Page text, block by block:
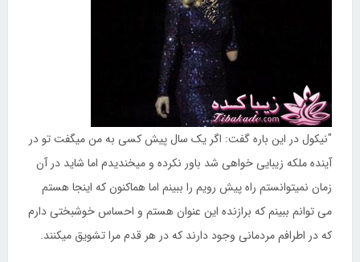
"نیکول در این باره گفت: اگر یک سال پیش کسی به من میگفت تو در
آینده ملکه زیبایی خواهی شد باور نکرده و میخندیدم اما شاید در آن
زمان نمیتوانستم راه پیش رویم را ببینم اما هماکنون که اینجا هستم
می توانم ببینم که برازنده این عنوان هستم و احساس خوشبختی دارم
که در اطرافم مردمانی وجود دارند که در هر قدم مرا تشویق میکنند.